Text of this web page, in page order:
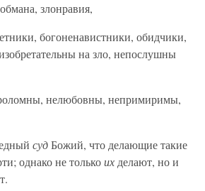
злонравия,
богоненавистники, обидчики,
на зло, непослушны
нелюбовны, непримиримы,
судБожий, что делающие такие
однако не толькоих делают, но и